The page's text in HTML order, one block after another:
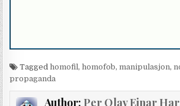
Taggedhomofil,homofob,manipulasjon,
propaganda
Author: Per Olav Einar